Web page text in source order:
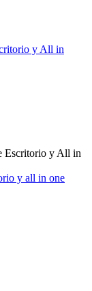
y All in
Escritorio y All in
y all in one